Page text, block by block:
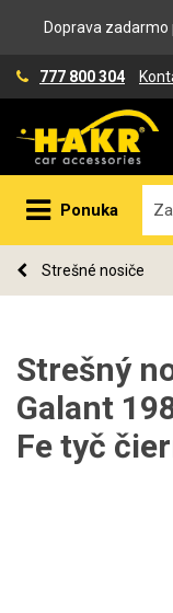
Doprava zadarmo
777 800 304
Ponuka
Strešné nosiče
Strešný
Galant
Fe tyč